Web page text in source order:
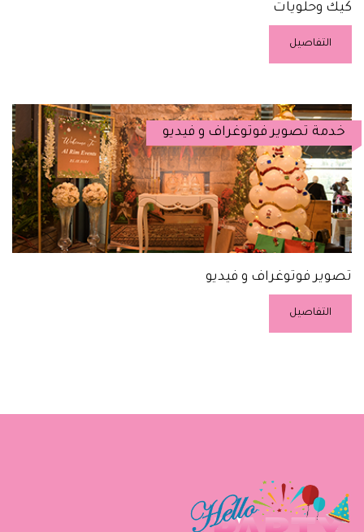
كيك وحلويات
التفاصيل
خدمة تصوير فوتوغراف و فيديو
تصوير فوتوغراف و فيديو
التفاصيل